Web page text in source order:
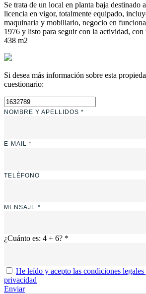
Se trata de un local en planta baja destinado
licencia en vigor, totalmente equipado,
maquinaria y mobiliario, negocio en
1976 y listo para seguir con la actividad,
438 m2
Si desea más información sobre esta
cuestionario:
NOMBRE Y APELLIDOS *
E-MAIL *
TELÉFONO
MENSAJE *
¿Cuánto es: 4 + 6? *
He leído y acepto las condiciones
privacidad
Enviar